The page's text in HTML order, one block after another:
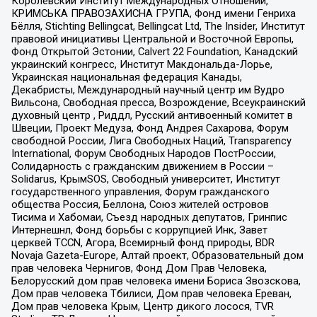
КРИМСЬКА ПРАВОЗАХИСНА ГРУПА, Фонд имени Генриха
Бёлля, Stichting Bellingcat, Bellingcat Ltd, The Insider, Институт
правовой инициативы Центральной и Восточной Европы,
Фонд Открытой Эстонии, Calvert 22 Foundation, Канадский
украинский конгресс, Институт Макдональда-Лорье,
Украинская национальная федерация Канады,
Декабристы, Международный научный центр им Вудро
Вильсона, Свободная пресса, Возрождение, Всеукраинский
духовный центр , Риддл, Русский антивоенный комитет в
Швеции, Проект Медуза, Фонд Андрея Сахарова, Форум
свободной России, Лига Свободных Наций, Transparеncy
International, Форум Свободных Народов ПостРоссии,
Солидарность с гражданским движением в России –
Solidarus, КрымSOS, Свободный университет, Институт
государственного управления, Форум гражданского
общества Россия, Беллона, Союз жителей островов
Тисима и Хабомаи, Съезд народных депутатов, Гринпис
Интернешнл, Фонд борьбы с коррупцией Инк, Завет
церквей TCCN, Агора, Всемирный фонд природы, BDR
Novaja Gazeta-Europe, Алтай проект, Образовательный дом
прав человека Чернигов, Фонд Дом Прав Человека,
Белорусский дом прав человека имени Бориса Звозскова,
Дом прав человека Тбилиси, Дом прав человека Ереван,
Дом прав человека Крым, Центр дикого лосося, TVR